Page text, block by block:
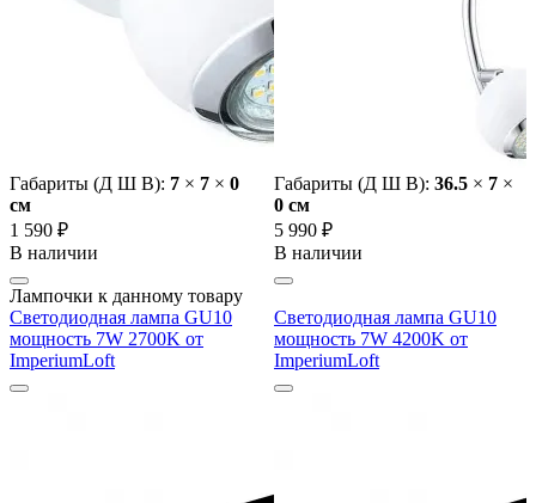
Габариты (Д Ш В): 7 × 7 × 0
cм
1 590 ₽
В наличии
Габариты (Д Ш В): 36.5 × 7 ×
0 cм
5 990 ₽
В наличии
Лампочки к данному товару
Светодиодная лампа GU10
мощность 7W 2700K от
ImperiumLoft
Светодиодная лампа GU10
мощность 7W 4200K от
ImperiumLoft